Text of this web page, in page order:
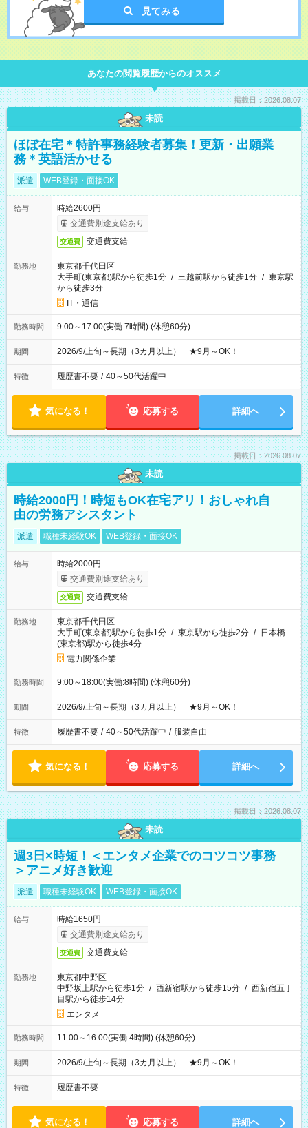
見てみる
あなたの閲覧履歴からのオススメ
掲載日：2026.08.07
未読
ほぼ在宅＊特許事務経験者募集！更新・出願業
務＊英語活かせる
派遣 WEB登録・面接OK
給与
時給2600円
交通費別途支給あり
交通費 交通費支給
勤務地
東京都千代田区
大手町(東京都)駅から徒歩1分 / 三越前駅から徒歩1分 / 東京駅
から徒歩3分
IT・通信
勤務時間 9:00～17:00(実働:7時間) (休憩60分)
期間 2026/9/上旬～長期（3カ月以上） ★9月～OK！
特徴 履歴書不要 / 40～50代活躍中
気になる！ 応募する 詳細へ
掲載日：2026.08.07
未読
時給2000円！時短もOK在宅アリ！おしゃれ自
由の労務アシスタント
派遣 職種未経験OK WEB登録・面接OK
給与
時給2000円
交通費別途支給あり
交通費 交通費支給
勤務地
東京都千代田区
大手町(東京都)駅から徒歩1分 / 東京駅から徒歩2分 / 日本橋
(東京都)駅から徒歩4分
電力関係企業
勤務時間 9:00～18:00(実働:8時間) (休憩60分)
期間 2026/9/上旬～長期（3カ月以上） ★9月～OK！
特徴 履歴書不要 / 40～50代活躍中 / 服装自由
気になる！ 応募する 詳細へ
掲載日：2026.08.07
未読
週3日×時短！＜エンタメ企業でのコツコツ事務
＞アニメ好き歓迎
派遣 職種未経験OK WEB登録・面接OK
給与
時給1650円
交通費別途支給あり
交通費 交通費支給
勤務地
東京都中野区
中野坂上駅から徒歩1分 / 西新宿駅から徒歩15分 / 西新宿五丁
目駅から徒歩14分
エンタメ
勤務時間 11:00～16:00(実働:4時間) (休憩60分)
期間 2026/9/上旬～長期（3カ月以上） ★9月～OK！
特徴 履歴書不要
気になる！ 応募する 詳細へ